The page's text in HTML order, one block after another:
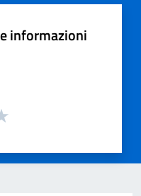
informazioni